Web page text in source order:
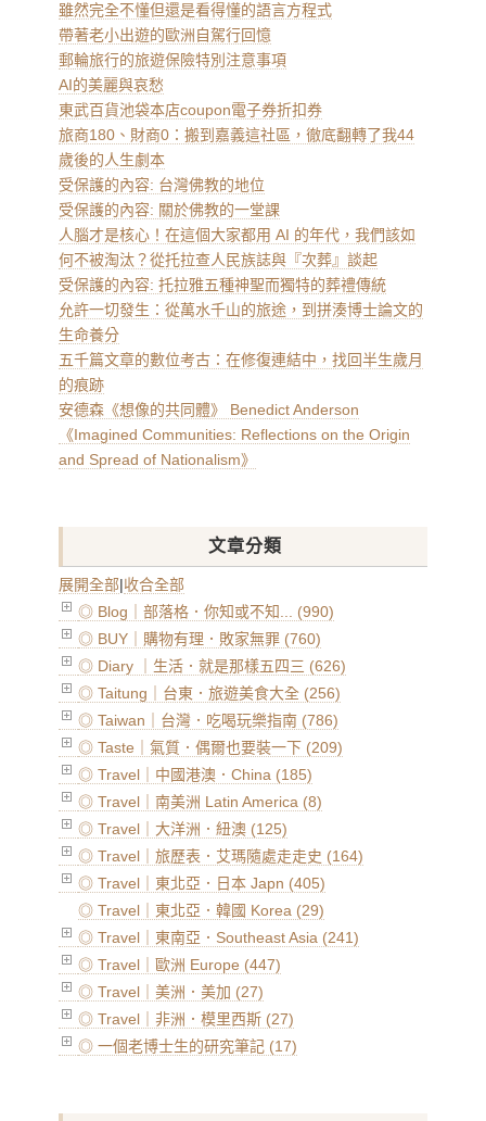
雖然完全不懂但還是看得懂的語言方程式
帶著老小出遊的歐洲自駕行回憶
郵輪旅行的旅遊保險特別注意事項
AI的美麗與哀愁
東武百貨池袋本店coupon電子券折扣券
旅商180、財商0：搬到嘉義這社區，徹底翻轉了我44
歲後的人生劇本
受保護的內容: 台灣佛教的地位
受保護的內容: 關於佛教的一堂課
人腦才是核心！在這個大家都用 AI 的年代，我們該如
何不被淘汰？從托拉查人民族誌與『次葬』談起
受保護的內容: 托拉雅五種神聖而獨特的葬禮傳統
允許一切發生：從萬水千山的旅途，到拼湊博士論文的
生命養分
五千篇文章的數位考古：在修復連結中，找回半生歲月
的痕跡
安德森《想像的共同體》 Benedict Anderson
《Imagined Communities: Reflections on the Origin
and Spread of Nationalism》
文章分類
展開全部|收合全部
◎ Blog｜部落格．你知或不知... (990)
◎ BUY｜購物有理．敗家無罪 (760)
◎ Diary ｜生活．就是那樣五四三 (626)
◎ Taitung｜台東．旅遊美食大全 (256)
◎ Taiwan｜台灣．吃喝玩樂指南 (786)
◎ Taste｜氣質．偶爾也要裝一下 (209)
◎ Travel｜中國港澳．China (185)
◎ Travel｜南美洲 Latin America (8)
◎ Travel｜大洋洲．紐澳 (125)
◎ Travel｜旅歷表．艾瑪隨處走走史 (164)
◎ Travel｜東北亞．日本 Japn (405)
◎ Travel｜東北亞．韓國 Korea (29)
◎ Travel｜東南亞．Southeast Asia (241)
◎ Travel｜歐洲 Europe (447)
◎ Travel｜美洲．美加 (27)
◎ Travel｜非洲．模里西斯 (27)
◎ 一個老博士生的研究筆記 (17)